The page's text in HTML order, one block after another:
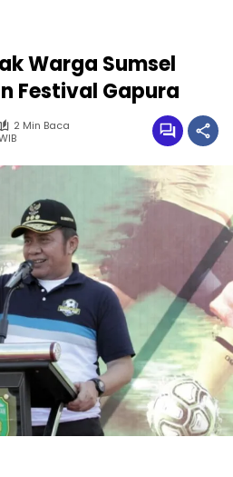
Warga Sumsel
Festival Gapura
2 Min Baca